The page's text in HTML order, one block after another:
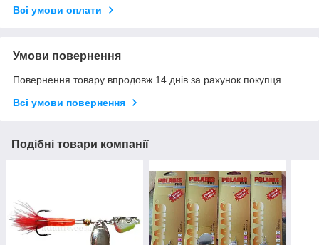
Всі умови оплати
Умови повернення
Повернення товару впродовж 14 днів за рахунок покупця
Всі умови повернення
Подібні товари компанії